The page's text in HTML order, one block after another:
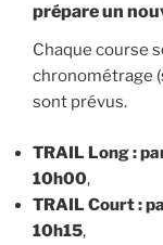
prépare un
Chaque course
chronométrage
sont prévus.
TRAIL Long :
10h00,
TRAIL Court :
10h15,